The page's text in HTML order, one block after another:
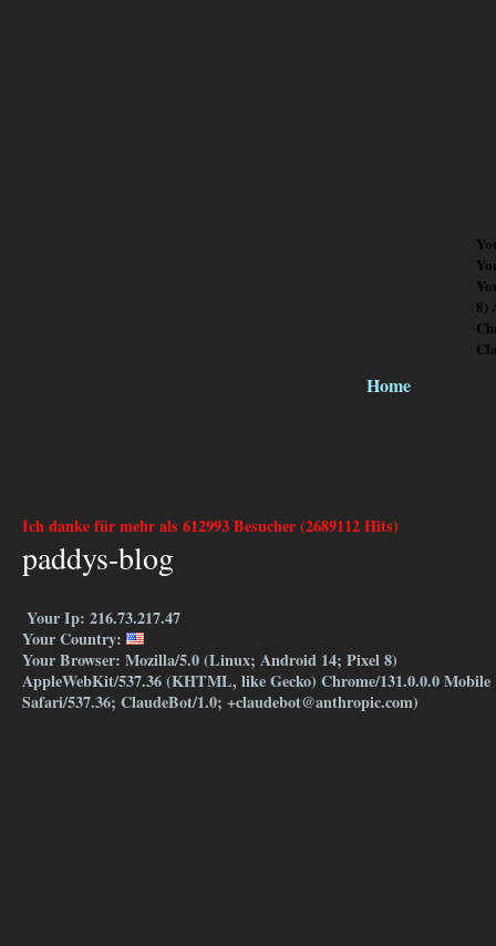
8)
Home
Ich danke für mehr als 612993 Besucher (2689112 Hits)
paddys-blog
Your Ip: 216.73.217.47
Your Country:
Your Browser: Mozilla/5.0 (Linux; Android 14; Pixel 8)
AppleWebKit/537.36 (KHTML, like Gecko) Chrome/131.0.0.0 Mobile
Safari/537.36; ClaudeBot/1.0; +claudebot@anthropic.com)